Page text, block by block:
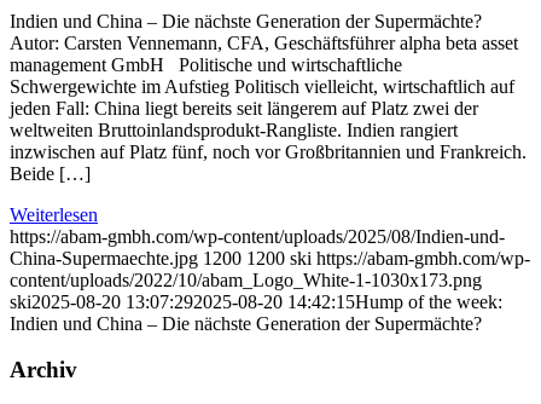
Indien und China – Die nächste Generation der Supermächte?
Autor: Carsten Vennemann, CFA, Geschäftsführer alpha beta asset
management GmbH Politische und wirtschaftliche
Schwergewichte im Aufstieg Politisch vielleicht, wirtschaftlich auf
jeden Fall: China liegt bereits seit längerem auf Platz zwei der
weltweiten Bruttoinlandsprodukt-Rangliste. Indien rangiert
inzwischen auf Platz fünf, noch vor Großbritannien und Frankreich.
Beide […]
Weiterlesen
https://abam-gmbh.com/wp-content/uploads/2025/08/Indien-und-
China-Supermaechte.jpg 1200 1200 ski https://abam-gmbh.com/wp-
content/uploads/2022/10/abam_Logo_White-1-1030x173.png
ski2025-08-20 13:07:292025-08-20 14:42:15Hump of the week:
Indien und China – Die nächste Generation der Supermächte?
Archiv